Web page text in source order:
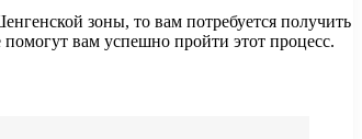
зоны, то вам потребуется получить
вам успешно пройти этот процесс.